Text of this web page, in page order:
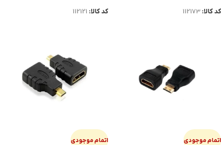
کد کالا: 112173
کد کالا: 112121
اتمام موجودی اتمام موجودی